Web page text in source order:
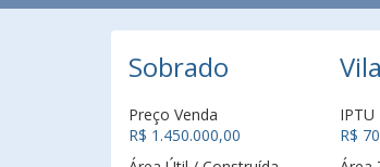
Sobrado
Preço Venda
R$ 1.450.000,00
IPTU
R$